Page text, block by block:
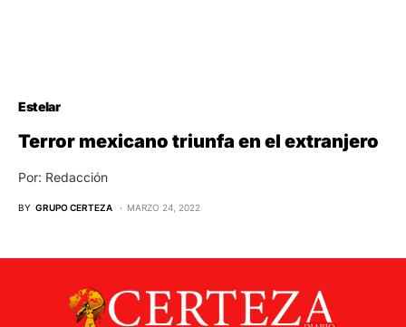
Estelar
Terror mexicano triunfa en el extranjero
Por: Redacción
BY GRUPO CERTEZA MARZO 24, 2022